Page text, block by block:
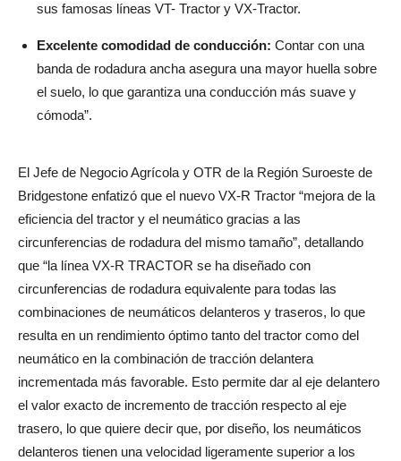
sus famosas líneas VT- Tractor y VX-Tractor.
Excelente comodidad de conducción: Contar con una
banda de rodadura ancha asegura una mayor huella sobre
el suelo, lo que garantiza una conducción más suave y
cómoda”.
El Jefe de Negocio Agrícola y OTR de la Región Suroeste de
Bridgestone enfatizó que el nuevo VX-R Tractor “mejora de la
eficiencia del tractor y el neumático gracias a las
circunferencias de rodadura del mismo tamaño”, detallando
que “la línea VX-R TRACTOR se ha diseñado con
circunferencias de rodadura equivalente para todas las
combinaciones de neumáticos delanteros y traseros, lo que
resulta en un rendimiento óptimo tanto del tractor como del
neumático en la combinación de tracción delantera
incrementada más favorable. Esto permite dar al eje delantero
el valor exacto de incremento de tracción respecto al eje
trasero, lo que quiere decir que, por diseño, los neumáticos
delanteros tienen una velocidad ligeramente superior a los